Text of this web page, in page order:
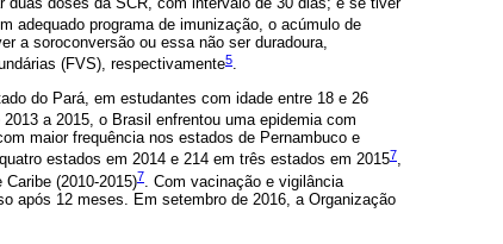
adequado programa de imunização, o acúmulo de
a soroconversão ou essa não ser duradoura,
(FVS), respectivamente5.
do Pará, em estudantes com idade entre 18 e 26
2013 a 2015, o Brasil enfrentou uma epidemia com
maior frequência nos estados de Pernambuco e
estados em 2014 e 214 em três estados em 20157,
(2010-2015)7
. Com vacinação e vigilância
após 12 meses. Em setembro de 2016, a Organização